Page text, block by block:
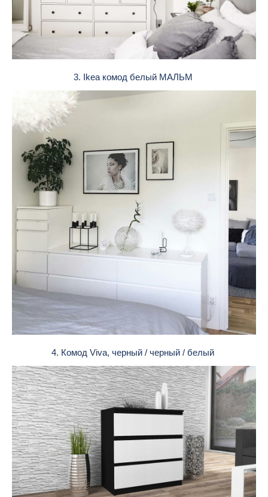
3. Ikea комод белый МАЛЬМ
4. Комод Viva, черный / черный / белый